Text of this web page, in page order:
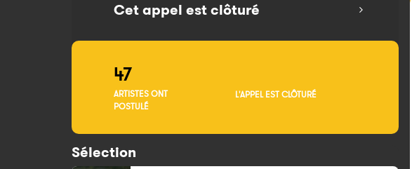
Cet appel est clôturé
47
ARTISTES ONT
POSTULÉ
L'APPEL EST CLÔTURÉ
Sélection